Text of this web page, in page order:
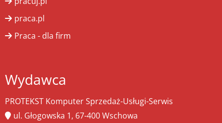
praca.pl
Praca - dla firm
Wydawca
PROTEKST Komputer Sprzedaż-Usługi-Serwis
ul. Głogowska 1, 67-400 Wschowa